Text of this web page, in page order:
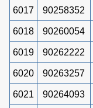
6017 90258352
6018 90260054
6019 90262222
6020 90263257
6021 90264093